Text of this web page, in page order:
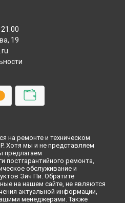
DL160 Gen10 (1U) HP в
DL160 Gen10 (1U) HP в
DL160 Gen10 (1U) HP в
DL160 Gen10 (1U) HP в
DL160 Gen10 (1U) HP в
DL160 Gen10 (1U) HP в
19
на ремонте и техническом
Хотя мы и не представляем
предлагаем
постгарантийного ремонта,
обслуживание и
Эйч Пи. Обратите
на нашем сайте, не являются
актуальной информации,
менеджерами. Также